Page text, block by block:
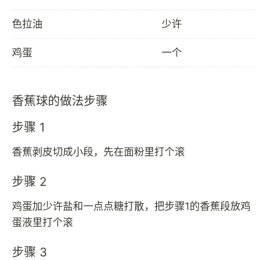
色拉油 少许
鸡蛋 一个
香蕉球的做法步骤
步骤 1
香蕉剥皮切成小段，先在面粉里打个滚
步骤 2
鸡蛋加少许盐和一点点糖打散，把步骤1的香蕉段放鸡
蛋液里打个滚
步骤 3